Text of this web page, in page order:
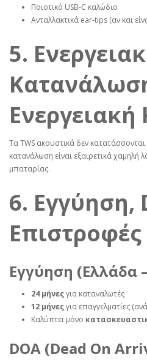
Ποιοτικό USB‑C καλώδιο
Ανταλλακτικά ear‑tips (αν και
5.
Τα TWS ακουστικά δεν
κατανάλωση είναι εξαιρετικά χαμηλή
μπαταρίας.
6. Εγγύηση,
Επιστροφές
Εγγύηση (Ελλάδα
24 μήνεςγια καταναλωτές
12 μήνεςγια επαγγελματίες
Καλύπτει μόνο
DOA (Dead On